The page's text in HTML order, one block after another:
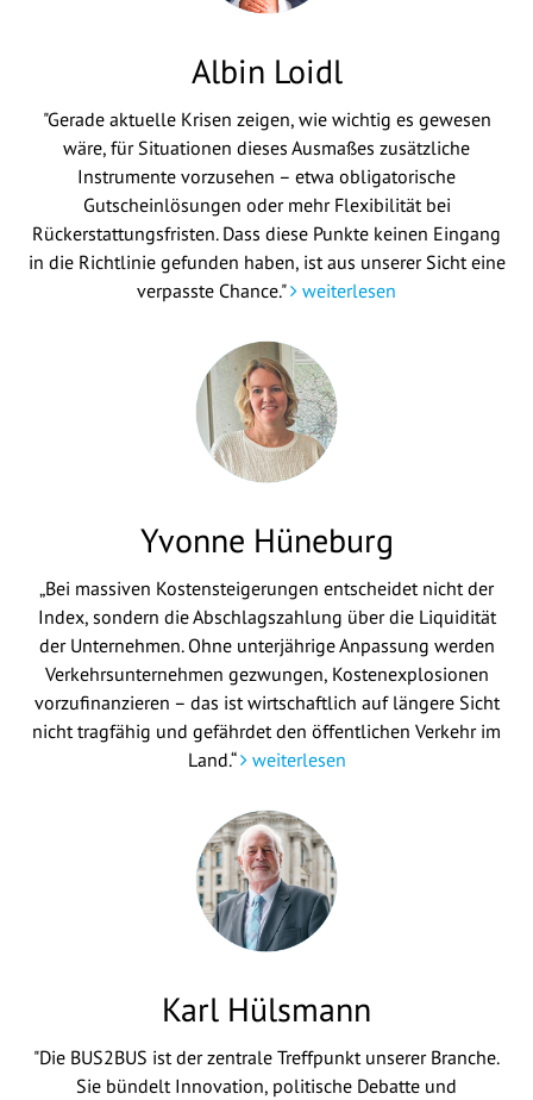
Albin Loidl
"Gerade aktuelle Krisen zeigen, wie wichtig es gewesen
wäre, für Situationen dieses Ausmaßes zusätzliche
Instrumente vorzusehen – etwa obligatorische
Gutscheinlösungen oder mehr Flexibilität bei
Rückerstattungsfristen. Dass diese Punkte keinen Eingang
in die Richtlinie gefunden haben, ist aus unserer Sicht eine
verpasste Chance."
weiterlesen
Yvonne Hüneburg
„Bei massiven Kostensteigerungen entscheidet nicht der
Index, sondern die Abschlagszahlung über die Liquidität
der Unternehmen. Ohne unterjährige Anpassung werden
Verkehrsunternehmen gezwungen, Kostenexplosionen
vorzufinanzieren – das ist wirtschaftlich auf längere Sicht
nicht tragfähig und gefährdet den öffentlichen Verkehr im
Land.“ weiterlesen
Karl Hülsmann
"Die BUS2BUS ist der zentrale Treffpunkt unserer Branche.
Sie bündelt Innovation, politische Debatte und